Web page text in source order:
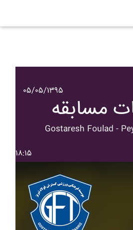
۰۵/۰۵/۱۳۹۵
مسابقه
Gostaresh Foulad -
۱۸:۱۵